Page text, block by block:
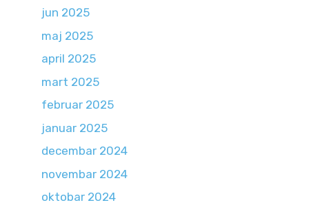
jun 2025
maj 2025
april 2025
mart 2025
februar 2025
januar 2025
decembar 2024
novembar 2024
oktobar 2024